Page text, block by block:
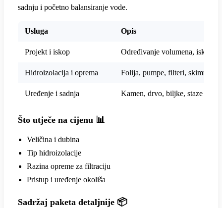
sadnju i početno balansiranje vode.
Usluga Opis
Projekt i iskop Određivanje volumena, iskop i
Hidroizolacija i oprema Folija, pumpe, filteri,
Uređenje i sadnja Kamen, drvo, biljke, staze
Što utječe na cijenu 📊
Veličina i dubina
Tip hidroizolacije
Razina opreme za filtraciju
Pristup i uređenje okoliša
Sadržaj paketa detaljnije 📦